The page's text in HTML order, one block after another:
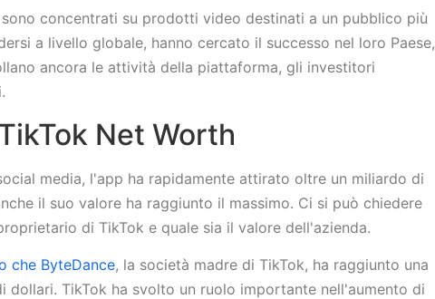
concentrati su prodotti video destinati a un pubblico più
a livello globale, hanno cercato il successo nel loro Paese,
ancora le attività della piattaforma, gli investitori
Net Worth
media, l'app ha rapidamente attirato oltre un miliardo di
il suo valore ha raggiunto il massimo. Ci si può chiedere
di TikTok e quale sia il valore dell'azienda.
che ByteDance, la società madre di TikTok, ha raggiunto una
dollari. TikTok ha svolto un ruolo importante nell'aumento di